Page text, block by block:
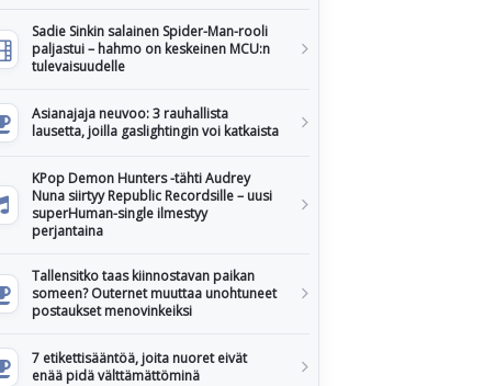
Sadie Sinkin salainen Spider-Man-rooli
paljastui – hahmo on keskeinen MCU:n
tulevaisuudelle
Asianajaja neuvoo: 3 rauhallista
lausetta, joilla gaslightingin voi katkaista
KPop Demon Hunters -tähti Audrey
Nuna siirtyy Republic Recordsille – uusi
superHuman-single ilmestyy
perjantaina
Tallensitko taas kiinnostavan paikan
someen? Outernet muuttaa unohtuneet
postaukset menovinkeiksi
7 etikettisääntöä, joita nuoret eivät
enää pidä välttämättöminä